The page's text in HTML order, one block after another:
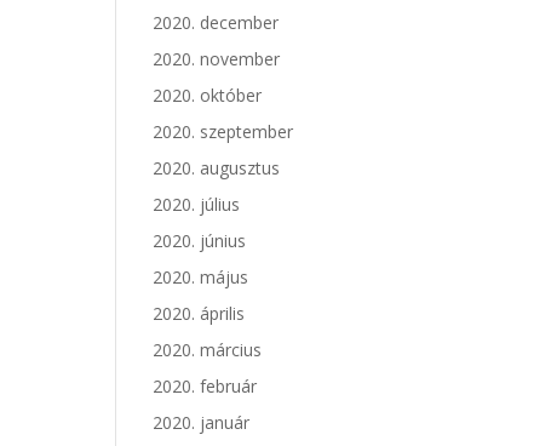
2020. december
2020. november
2020. október
2020. szeptember
2020. augusztus
2020. július
2020. június
2020. május
2020. április
2020. március
2020. február
2020. január